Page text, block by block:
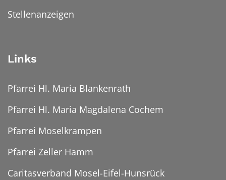
Stellenanzeigen
Links
Pfarrei Hl. Maria Blankenrath
Pfarrei Hl. Maria Magdalena Cochem
Pfarrei Moselkrampen
Pfarrei Zeller Hamm
Caritasverband Mosel-Eifel-Hunsrück